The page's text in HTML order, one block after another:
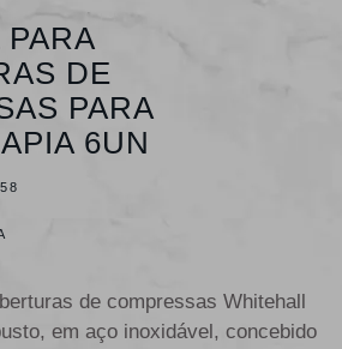
DE
PARA
6UN
de compressas Whitehall
em aço inoxidável, concebido